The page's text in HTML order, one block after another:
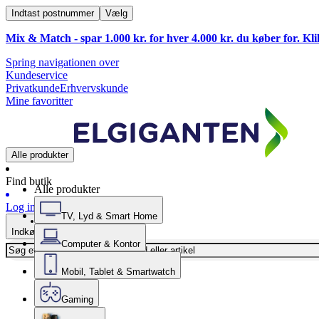
Indtast postnummer Vælg
Mix & Match - spar 1.000 kr. for hver 4.000 kr. du køber for.
Spring navigationen over
Kundeservice
PrivatkundeErhvervskunde
Mine favoritter
Alle produkter
Find butik
Log ind
Indkøbskurv
Alle produkter
TV, Lyd & Smart Home
Computer & Kontor
Mobil, Tablet & Smartwatch
Gaming